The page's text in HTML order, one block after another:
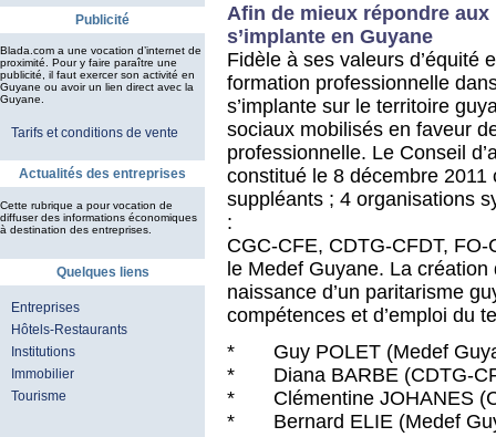
Publicité
Blada.com a une vocation d’internet de
proximité. Pour y faire paraître une
publicité, il faut exercer son activité en
Guyane ou avoir un lien direct avec la
Guyane.
Tarifs et conditions de vente
Actualités des entreprises
Cette rubrique a pour vocation de
diffuser des informations économiques
à destination des entreprises.
Quelques liens
Entreprises
Hôtels-Restaurants
Institutions
Immobilier
Tourisme
Afin de mieux répondre
s’implante en Guyane
Fidèle à ses valeurs d’équité
formation professionnelle
s’implante sur le territoire
sociaux mobilisés en faveur
professionnelle. Le Conseil
constitué le 8 décembre
suppléants ; 4 organisations
:
CGC-CFE, CDTG-CFDT,
le Medef Guyane. La création
naissance d’un paritarisme
compétences et d’emploi du
* Guy POLET (Medef
* Diana BARBE (CDTG-
* Clémentine JOHANES
* Bernard ELIE (Medef